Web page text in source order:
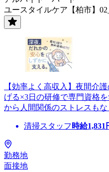
ユースタイルケア【柏市】
【効率よく高収入】夜間介
げる×3日の研修で専門資格
から人間関係のストレスも
清掃スタッフ 時給1,831
勤務地
面接地